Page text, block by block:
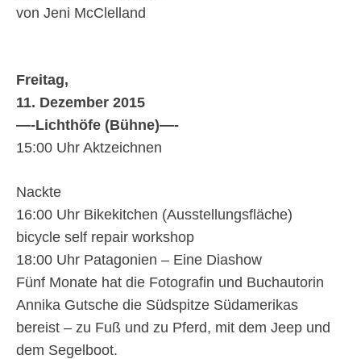
von Jeni McClelland
Freitag,
11. Dezember 2015
—-Lichthöfe (Bühne)—-
15:00 Uhr Aktzeichnen
Nackte
16:00 Uhr Bikekitchen (Ausstellungsfläche)
bicycle self repair workshop
18:00 Uhr Patagonien – Eine Diashow
Fünf Monate hat die Fotografin und Buchautorin
Annika Gutsche die Südspitze Südamerikas
bereist – zu Fuß und zu Pferd, mit dem Jeep und
dem Segelboot.